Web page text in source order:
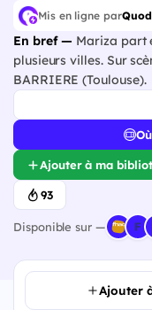
Mis en ligne par
En bref — Mariza part
plusieurs villes. Sur
BARRIERE (Toulouse).
Ajouter à ma
93
Disponible sur —
Ajouter